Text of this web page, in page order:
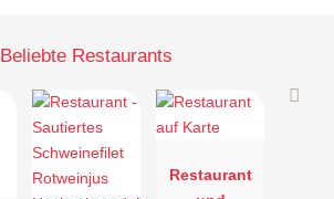
Beliebte Restaurants
Restaurant